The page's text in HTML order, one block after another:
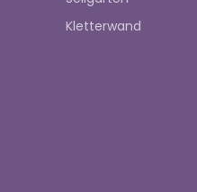
Kletterwand